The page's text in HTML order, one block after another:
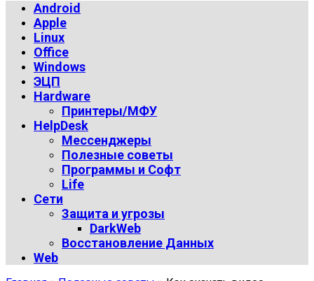
Android
Apple
Linux
Office
Windows
ЭЦП
Hardware
Принтеры/МФУ
HelpDesk
Мессенджеры
Полезные советы
Программы и Софт
Life
Сети
Защита и угрозы
DarkWeb
Восстановление Данных
Web